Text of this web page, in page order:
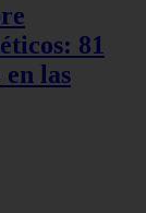
81
las